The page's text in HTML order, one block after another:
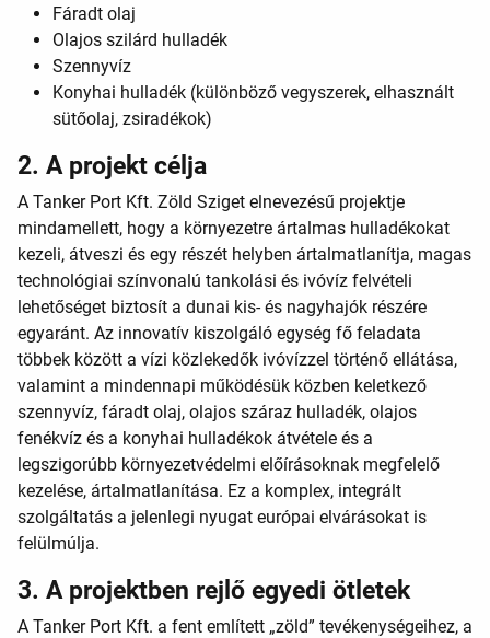
Fáradt olaj
Olajos szilárd hulladék
Szennyvíz
Konyhai hulladék (különböző vegyszerek, elhasznált
sütőolaj, zsiradékok)
2. A projekt célja
A Tanker Port Kft. Zöld Sziget elnevezésű projektje
mindamellett, hogy a környezetre ártalmas hulladékokat
kezeli, átveszi és egy részét helyben ártalmatlanítja, magas
technológiai színvonalú tankolási és ivóvíz felvételi
lehetőséget biztosít a dunai kis- és nagyhajók részére
egyaránt. Az innovatív kiszolgáló egység fő feladata
többek között a vízi közlekedők ivóvízzel történő ellátása,
valamint a mindennapi működésük közben keletkező
szennyvíz, fáradt olaj, olajos száraz hulladék, olajos
fenékvíz és a konyhai hulladékok átvétele és a
legszigorúbb környezetvédelmi előírásoknak megfelelő
kezelése, ártalmatlanítása. Ez a komplex, integrált
szolgáltatás a jelenlegi nyugat európai elvárásokat is
felülmúlja.
3. A projektben rejlő egyedi ötletek
A Tanker Port Kft. a fent említett „zöld” tevékenységeihez, a